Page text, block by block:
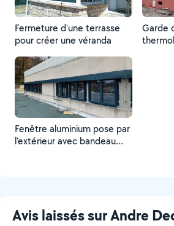
Fermeture d'une terrasse
pour créer une véranda
Garde
Fenêtre aluminium pose par
l'extérieur avec bandeau
Avis laissés sur Andre